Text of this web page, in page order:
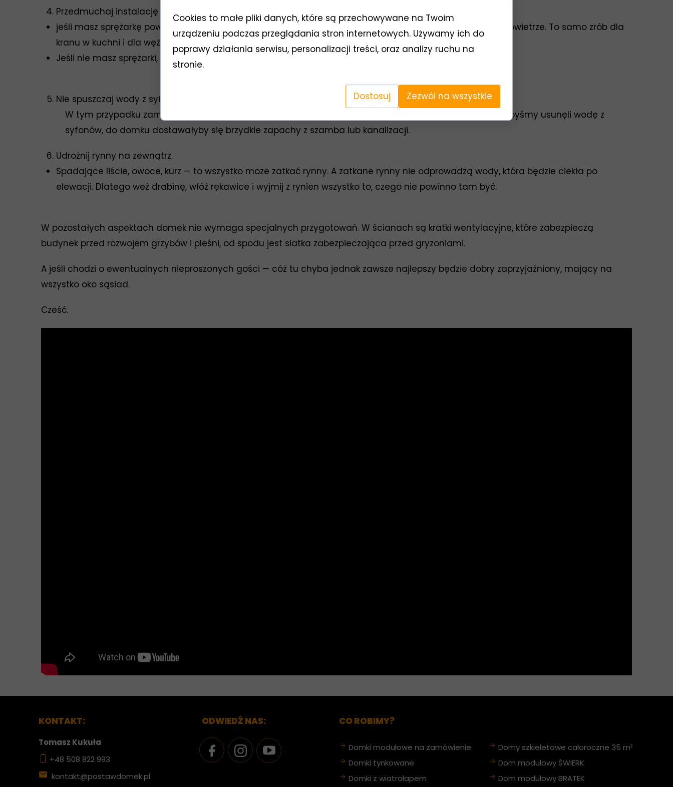
Przedmuchaj instalację hydrauliczną (przy odkręconych kranach)
jeśli masz sprężarkę powietrza, przystaw wąż do kranu w łazience i przez kwadrans wdmuchuj do niego powietrze. To samo zrób dla
kranu w kuchni i dla węża prysznicowego w kabinie łazienkowej.
Jeśli nie masz sprężarki, przedmuchaj instalację za pomocą dobrej pompki rowerowej.
Nie spuszczaj wody z syfonów (pod zlewem, pod prysznicem i w sedesie).
W tym przypadku zamarzająca woda ma się jak rozszerzać i nie spowoduje rozsadzenia instalacji. Gdybyśmy usunęli wodę z
syfonów, do domku dostawałyby się brzydkie zapachy z szamba lub kanalizacji.
Udrożnij rynny na zewnątrz.
Spadające liście, owoce, kurz — to wszystko może zatkać rynny. A zatkane rynny nie odprowadzą wody, która będzie ciekła po
elewacji. Dlatego weź drabinę, włóż rękawice i wyjmij z rynien wszystko to, czego nie powinno tam być.
W pozostałych aspektach domek nie wymaga specjalnych przygotowań. W ścianach są kratki wentylacyjne, które zabezpieczą
budynek przed rozwojem grzybów i pleśni, od spodu jest siatka zabezpieczająca przed gryzoniami.
A jeśli chodzi o ewentualnych nieproszonych gości — cóż tu chyba jednak zawsze najlepszy będzie dobry zaprzyjaźniony, mający na
wszystko oko sąsiad.
Cześć.
Tomasz Kukuła
+48 508 822 993
kontakt@postawdomek.pl
CO ROBIMY?
ODWIEDŹ NAS:
KONTAKT:
Domki modułowe na zamówienie
Domki tynkowane
Domki z wiatrołapem
Domy szkieletowe całoroczne 35 m²
Dom modułowy ŚWIERK
Dom modułowy BRATEK
Cookies to małe pliki danych, które są przechowywane na Twoim
urządzeniu podczas przeglądania stron internetowych. Używamy ich do
poprawy działania serwisu, personalizacji treści, oraz analizy ruchu na
stronie.
Dostosuj Zezwól na wszystkie